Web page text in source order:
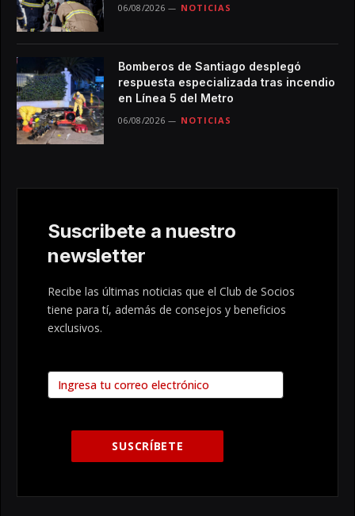
06/08/2026 NOTICIAS
Bomberos de Santiago desplegó
respuesta especializada tras incendio
en Línea 5 del Metro
06/08/2026 NOTICIAS
Suscribete a nuestro
newsletter
Recibe las últimas noticias que el Club de Socios
tiene para tí, además de consejos y beneficios
exclusivos.